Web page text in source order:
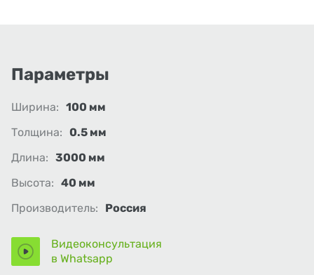
Параметры
Ширина: 100 мм
Толщина: 0.5 мм
Длина: 3000 мм
Высота: 40 мм
Производитель:
Россия
Видеоконсультация
в Whatsapp